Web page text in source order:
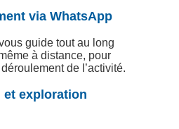
via WhatsApp
guide tout au long
à distance, pour
de l’activité.
et exploration